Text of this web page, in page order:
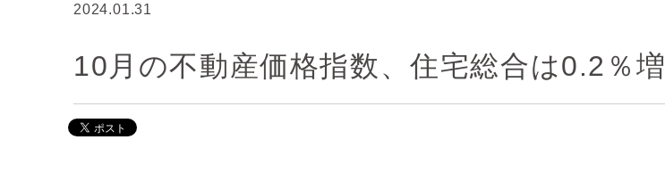
2024.01.31
10月の不動産価格指数、住宅総合は0.2％増